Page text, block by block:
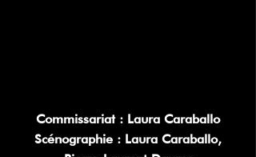
Commissariat : Laura Caraballo
Scénographie : Laura Caraballo,